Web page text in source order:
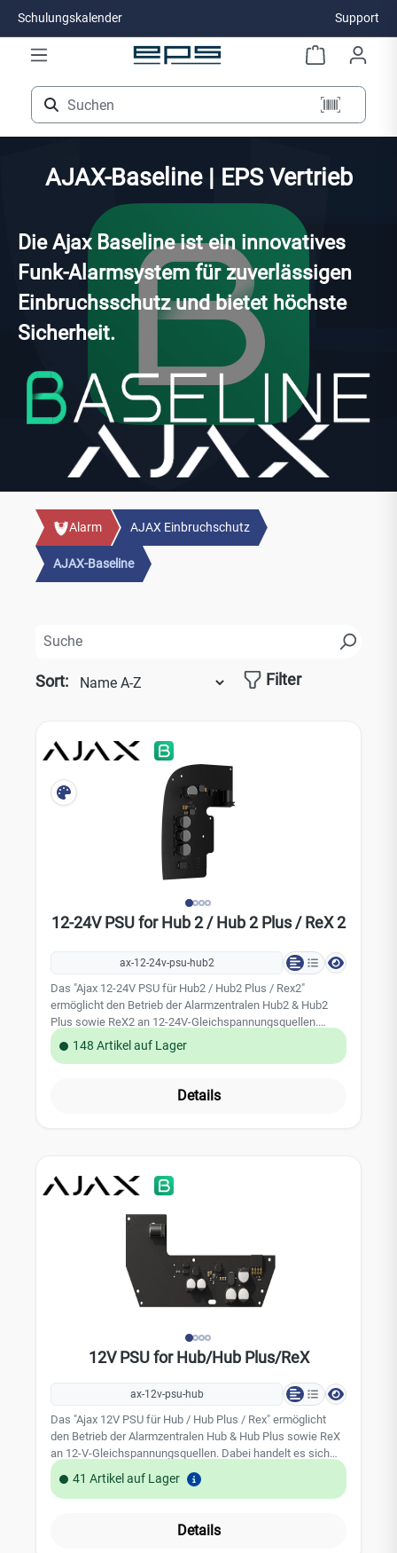
Zum Hauptinhalt springen
Schulungskalender Support
AJAX-Baseline | EPS Vertrieb
Die Ajax Baseline ist ein innovatives
Funk-Alarmsystem für zuverlässigen
Einbruchsschutz und bietet höchste
Sicherheit.
Alarm AJAX Einbruchschutz
AJAX-Baseline
Filter
Sort:
12-24V PSU for Hub 2 / Hub 2 Plus / ReX 2
ax-12-24v-psu-hub2
Das "Ajax 12-24V PSU für Hub2 / Hub2 Plus / Rex2"
ermöglicht den Betrieb der Alarmzentralen Hub2 & Hub2
Plus sowie ReX2 an 12-24V-Gleichspannungsquellen.
Dabei handelt es sich um eine elektronische Platine, die
die standardmäßige 110/230-V-Netzteilplatine im Gehäuse
148 Artikel auf Lager
Details
12V PSU for Hub/Hub Plus/ReX
ax-12v-psu-hub
Das "Ajax 12V PSU für Hub / Hub Plus / Rex" ermöglicht
den Betrieb der Alarmzentralen Hub & Hub Plus sowie ReX
an 12-V-Gleichspannungsquellen. Dabei handelt es sich
um eine elektronische Platine, die die standardmäßige
110/230-V-Netzteilplatine im Gehäuse des Geräts ersetzt.
Eingangsspannung: 8-20 V DC Ausgangsspannung: 4.65 V
± 3% Einschaltspannung: 8 V ± 2.5% Ausschaltspannung:
41 Artikel auf Lager
Details